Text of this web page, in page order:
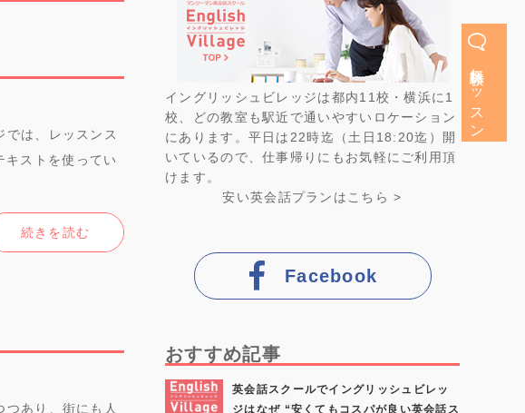
無料体験レッスン
は、レッスンス
ストを使ってい
続きを読む
あり、街にも人
イングリッシュビレッジは都内11校・横浜に1
校、どの教室も駅近で通いやすいロケーション
にあります。平日は22時迄（土日18:20迄）開
いているので、仕事帰りにもお気軽にご利用頂
けます。
安い英会話プラン はこちら >
Facebook
おすすめ記事
英会話スクールでイングリッシュビレッ
ジはなぜ “安くてもコスパが良い英会話ス